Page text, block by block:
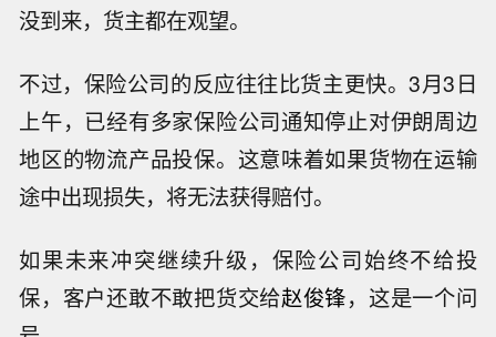
没到来，货主都在观望。
不过，保险公司的反应往往比货主更快。3月3日
上午，已经有多家保险公司通知停止对伊朗周边
地区的物流产品投保。这意味着如果货物在运输
途中出现损失，将无法获得赔付。
如果未来冲突继续升级，保险公司始终不给投
保，客户还敢不敢把货交给赵俊锋，这是一个问